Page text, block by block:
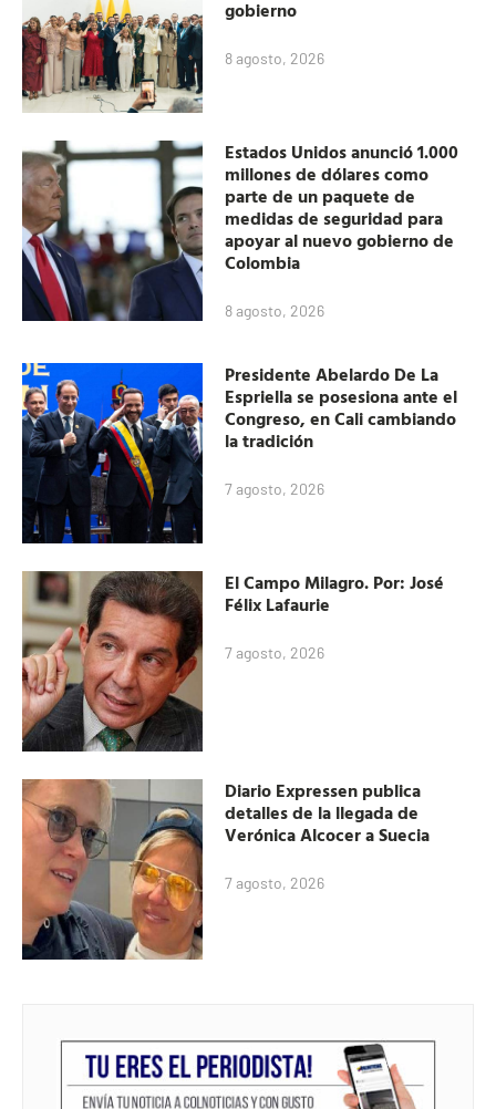
gobierno
8 agosto, 2026
Estados Unidos anunció 1.000
millones de dólares como
parte de un paquete de
medidas de seguridad para
apoyar al nuevo gobierno de
Colombia
8 agosto, 2026
Presidente Abelardo De La
Espriella se posesiona ante el
Congreso, en Cali cambiando
la tradición
7 agosto, 2026
El Campo Milagro. Por: José
Félix Lafaurie
7 agosto, 2026
Diario Expressen publica
detalles de la llegada de
Verónica Alcocer a Suecia
7 agosto, 2026